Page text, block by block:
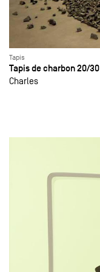
Tapis
Tapis de charbon 20/30
Charles